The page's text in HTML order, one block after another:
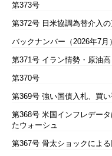
第373号
第372号 日米協調為替介入
バックナンバー（2026年7月）
第371号 イラン情勢・原油
第370号
第369号 強い国債入札、買
第368号 米国インフレデー
たウォーシュ
第367号 骨太ショックによ